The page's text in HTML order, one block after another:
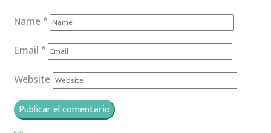
Name*
Email *
Website